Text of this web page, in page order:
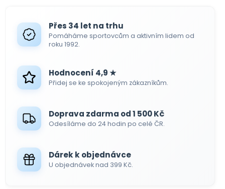
d
a
p
r
v
y
v
i
s
Přes 34 let na trhu
Pomáháme sportovcům a aktivním lidem od
roku 1992.
Hodnocení 4,9 ★
Přidej se ke spokojeným zákazníkům.
Doprava zdarma od 1 500 Kč
Odesíláme do 24 hodin po celé ČR.
Dárek k objednávce
U objednávek nad 399 Kč.